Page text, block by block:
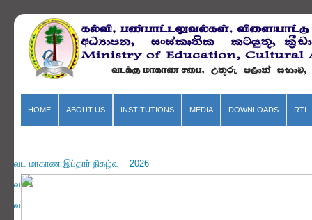
HOME ABOUT US INSTITUTIONS MEDIA DOWNLOADS RTI
வட மாகாண இப்தார் நிகழ்வு – 2026
வடக்கு மாகாண வெசாக் உற்சவம் – 2026
வர்ண இரவு – 2025